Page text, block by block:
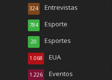
Entrevistas
324
Esporte
784
Esportes
20
EUA
1.068
Eventos
1.226